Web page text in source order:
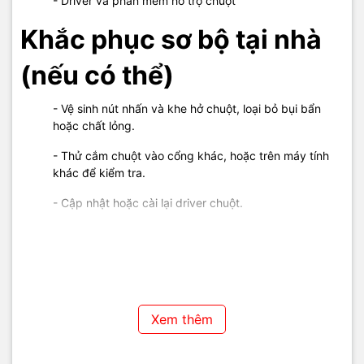
Khắc phục sơ bộ tại nhà
(nếu có thể)
- Vệ sinh nút nhấn và khe hở chuột, loại bỏ bụi bẩn
hoặc chất lỏng.
- Thử cắm chuột vào cổng khác, hoặc trên máy tính
khác để kiểm tra.
- Cập nhật hoặc cài lại driver chuột.
⚠️ Nếu lỗi vẫn xảy ra, cần kỹ thuật viên kiểm tra chuyên sâu
Xem thêm